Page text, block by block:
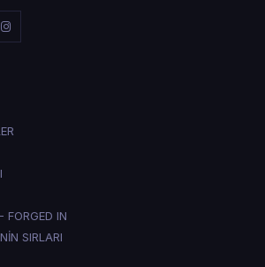
FORGED IN
SIRLARI